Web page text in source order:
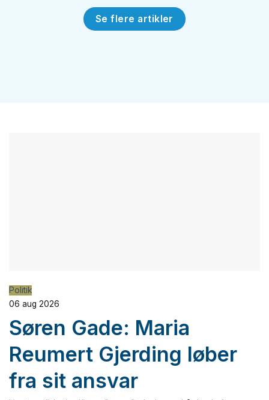
Se flere artikler
Politik
06 aug 2026
Søren Gade: Maria
Reumert Gjerding løber
fra sit ansvar